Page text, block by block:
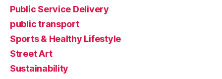
Public Service Delivery
public transport
Sports & Healthy Lifestyle
Street Art
Sustainability